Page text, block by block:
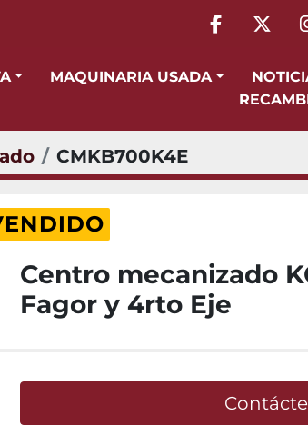
facebook
MAQUINARIA USADA
CMKB700K4E
Centro mecanizado
Fagor y 4rto Eje